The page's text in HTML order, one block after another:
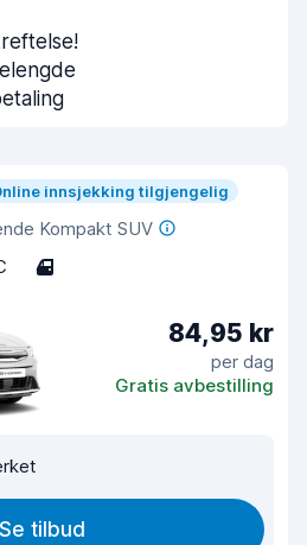
innsjekking tilgjengelig
Kompakt SUV
4
84,95 kr
per dag
Gratis avbestilling
Se tilbud